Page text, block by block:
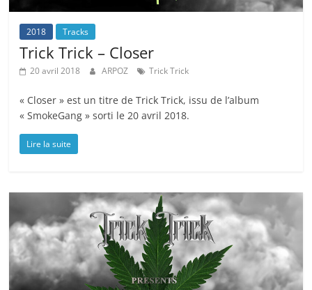
2018 Tracks
Trick Trick – Closer
20 avril 2018 ARPOZ Trick Trick
« Closer » est un titre de Trick Trick, issu de l’album
« SmokeGang » sorti le 20 avril 2018.
Lire la suite